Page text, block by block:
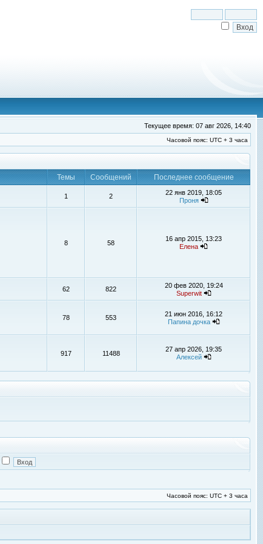
Текущее время: 07 авг 2026, 14:40
Часовой пояс: UTC + 3 часа
Темы Сообщений Последнее сообщение
1 2
22 янв 2019, 18:05
Проня
8 58
16 апр 2015, 13:23
Елена
62 822
20 фев 2020, 19:24
Superwit
78 553
21 июн 2016, 16:12
Папина дочка
917 11488
27 апр 2026, 19:35
Алексей
Часовой пояс: UTC + 3 часа